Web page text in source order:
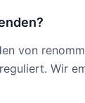
von
Wir